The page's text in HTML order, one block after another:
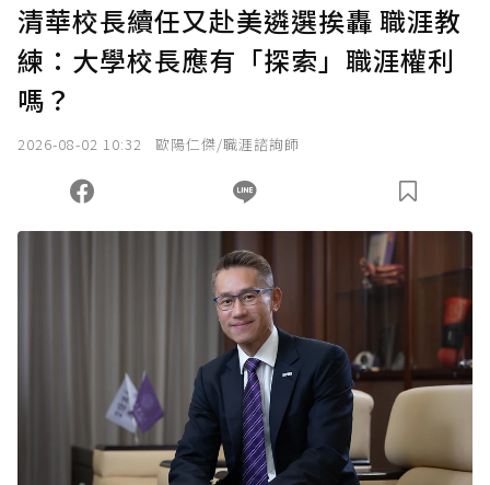
清華校長續任又赴美遴選挨轟 職涯教
練：大學校長應有「探索」職涯權利
嗎？
2026-08-02 10:32 歐陽仁傑/職涯諮詢師